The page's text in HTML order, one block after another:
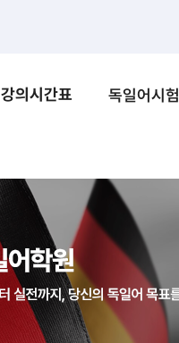
강의시간표 독일어시험